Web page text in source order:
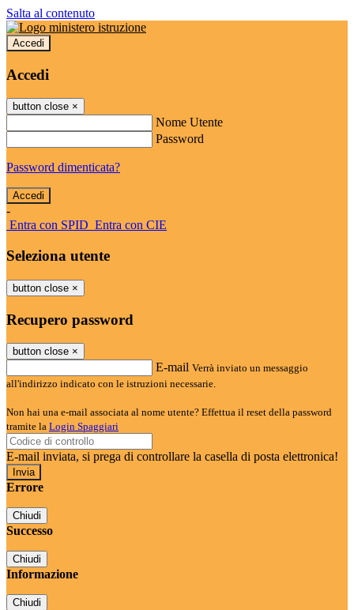
Salta al contenuto
Accedi
Accedi
button close ×
Nome Utente
Password
Password dimenticata?
-
Entra con SPID Entra con CIE
Seleziona utente
button close ×
Recupero password
button close ×
E-mail Verrà inviato un messaggio
all'indirizzo indicato con le istruzioni necessarie.
Non hai una e-mail associata al nome utente? Effettua il reset della password
tramite la Login Spaggiari
E-mail inviata, si prega di controllare la casella di posta elettronica!
Errore
Chiudi
Successo
Chiudi
Informazione
Chiudi